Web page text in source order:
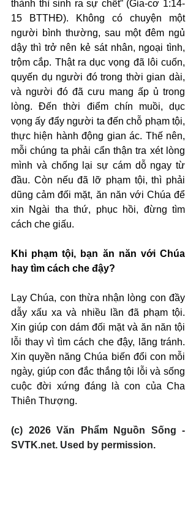
thành thì sinh ra sự chết” (Gia-cơ 1:14-
15 BTTHĐ). Không có chuyện một
người bình thường, sau một đêm ngủ
dậy thì trở nên kẻ sát nhân, ngoại tình,
trộm cắp. Thật ra dục vọng đã lôi cuốn,
quyến dụ người đó trong thời gian dài,
và người đó đã cưu mang ấp ủ trong
lòng. Đến thời điểm chín muồi, dục
vọng ấy đẩy người ta đến chỗ phạm tội,
thực hiện hành động gian ác. Thế nên,
mỗi chúng ta phải cẩn thận tra xét lòng
mình và chống lại sự cám dỗ ngay từ
đầu. Còn nếu đã lỡ phạm tội, thì phải
dũng cảm đối mặt, ăn năn với Chúa để
xin Ngài tha thứ, phục hồi, đừng tìm
cách che giấu.
Khi phạm tội, bạn ăn năn với Chúa
hay tìm cách che đậy?
Lạy Chúa, con thừa nhận lòng con đầy
dẫy xấu xa và nhiều lần đã phạm tội.
Xin giúp con dám đối mặt và ăn năn tội
lỗi thay vì tìm cách che đậy, lãng tránh.
Xin quyền năng Chúa biến đổi con mỗi
ngày, giúp con đắc thắng tội lỗi và sống
cuộc đời xứng đáng là con của Cha
Thiên Thượng.
(c) 2026 Văn Phẩm Nguồn Sống -
SVTK.net. Used by permission.